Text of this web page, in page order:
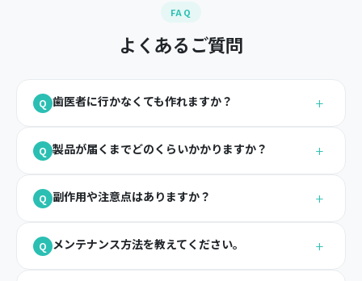
FAQ
よくあるご質問
Q 歯医者に行かなくても作れますか？ +
Q 製品が届くまでどのくらいかかりますか？ +
Q 副作用や注意点はありますか？ +
Q メンテナンス方法を教えてください。 +